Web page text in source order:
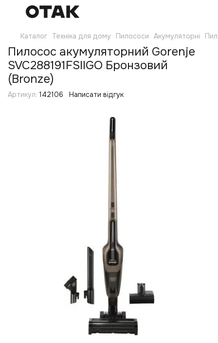
Каталог Техніка для дому Пилососи Акумуляторні
Пилосос акумуляторний Gorenje
SVC288191FSIIGO Бронзовий
(Bronze)
Артикул: 142106 Написати відгук